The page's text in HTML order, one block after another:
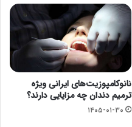
نانوکامپوزیت‌های ایرانی ویژه
ترمیم دندان چه مزایایی دارند؟
۱۴۰۵-۰۱-۳۰